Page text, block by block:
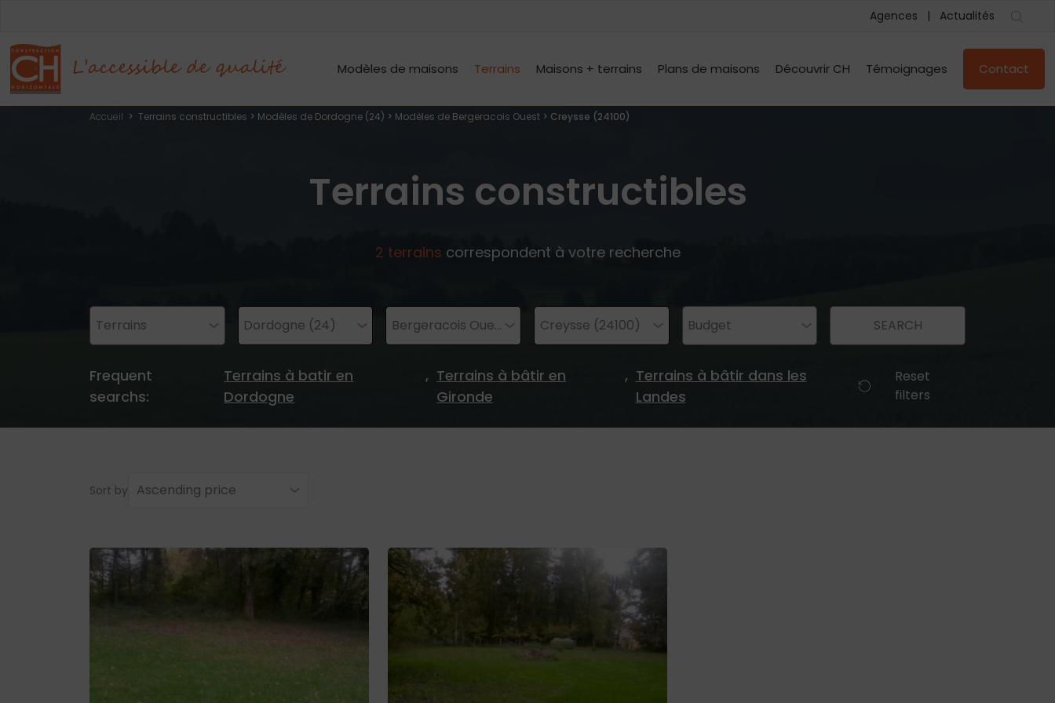
Agences Actualités
Modèles de maisons Terrains Maisons + terrains Plans de maisons Découvrir CH Témoignages Contact
Accueil > Terrains constructibles > Modèles de Dordogne (24) > Modèles de Bergeracois Ouest > Creysse (24100)
Terrains constructibles
2 terrains correspondent à votre recherche
Terrains Dordogne (24) Bergeracois Oue... Creysse (24100) Budget SEARCH
Frequent
searchs:
Terrains à batir en
Dordogne
, Terrains à bâtir en
Gironde
, Terrains à bâtir dans les
Landes
Reset
filters
Sort by Ascending price